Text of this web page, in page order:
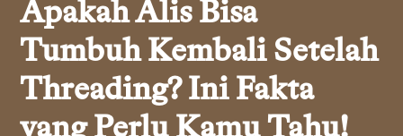
Apakah Alis Bisa
Tumbuh Kembali Setelah
Threading? Ini Fakta
yang Perlu Kamu Tahu!